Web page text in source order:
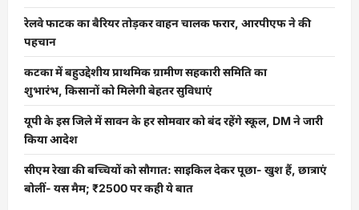
रेलवे फाटक का बैरियर तोड़कर वाहन चालक फरार, आरपीएफ ने की
पहचान
कटका में बहुउद्देशीय प्राथमिक ग्रामीण सहकारी समिति का
शुभारंभ, किसानों को मिलेगी बेहतर सुविधाएं
यूपी के इस जिले में सावन के हर सोमवार को बंद रहेंगे स्कूल, DM ने जारी
किया आदेश
सीएम रेखा की बच्चियों को सौगात: साइकिल देकर पूछा- खुश हैं, छात्राएं
बोलीं- यस मैम; ₹2500 पर कही ये बात